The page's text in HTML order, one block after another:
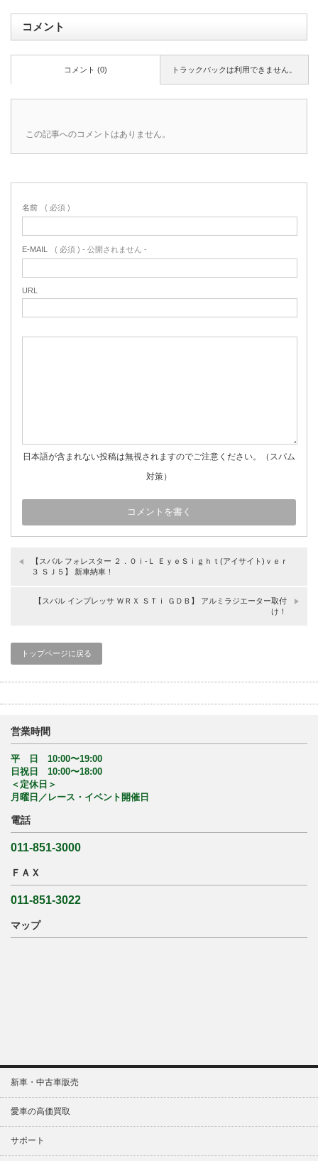
コメント
トラックバックは利用できません。
コメント (0)
この記事へのコメントはありません。
名前 ( 必須 )
E-MAIL ( 必須 ) - 公開されません -
URL
日本語が含まれない投稿は無視されますのでご注意ください。（スパム
対策）
【スバル フォレスター ２．０ｉ‐Ｌ ＥｙｅＳｉｇｈｔ(アイサイト)ｖｅｒ
３ ＳＪ５】 新車納車！
【スバル インプレッサ ＷＲＸ ＳＴｉ ＧＤＢ】 アルミラジエーター取付
け！
トップページに戻る
営業時間
平 日 10:00〜19:00
日祝日 10:00〜18:00
＜定休日＞
月曜日／レース・イベント開催日
電話
011-851-3000
ＦＡＸ
011-851-3022
マップ
新車・中古車販売
愛車の高価買取
サポート